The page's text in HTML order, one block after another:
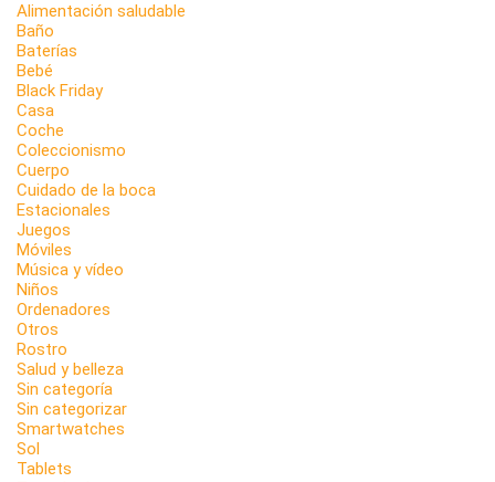
Alimentación saludable
Baño
Baterías
Bebé
Black Friday
Casa
Coche
Coleccionismo
Cuerpo
Cuidado de la boca
Estacionales
Juegos
Móviles
Música y vídeo
Niños
Ordenadores
Otros
Rostro
Salud y belleza
Sin categoría
Sin categorizar
Smartwatches
Sol
Tablets